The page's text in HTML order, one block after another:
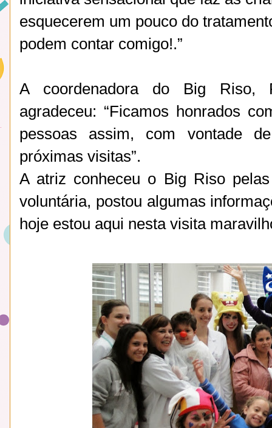
esquecerem um pouco do
podem contar comigo!.”
A coordenadora do Big Riso,
agradeceu: “Ficamos honrados
pessoas assim, com vontade
próximas visitas”.
A atriz conheceu o Big Riso
voluntária, postou algumas
hoje estou aqui nesta visita